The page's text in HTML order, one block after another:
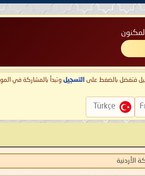
فتفضل بالضغط على التسجيل وتبدأ بالمشاركة في
Türkçe
الأردنية